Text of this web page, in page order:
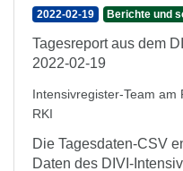
2022-02-19 Berichte und
Tagesreport aus dem
2022-02-19
Intensivregister-Team am
RKI
Die Tagesdaten-CSV
Daten des DIVI-